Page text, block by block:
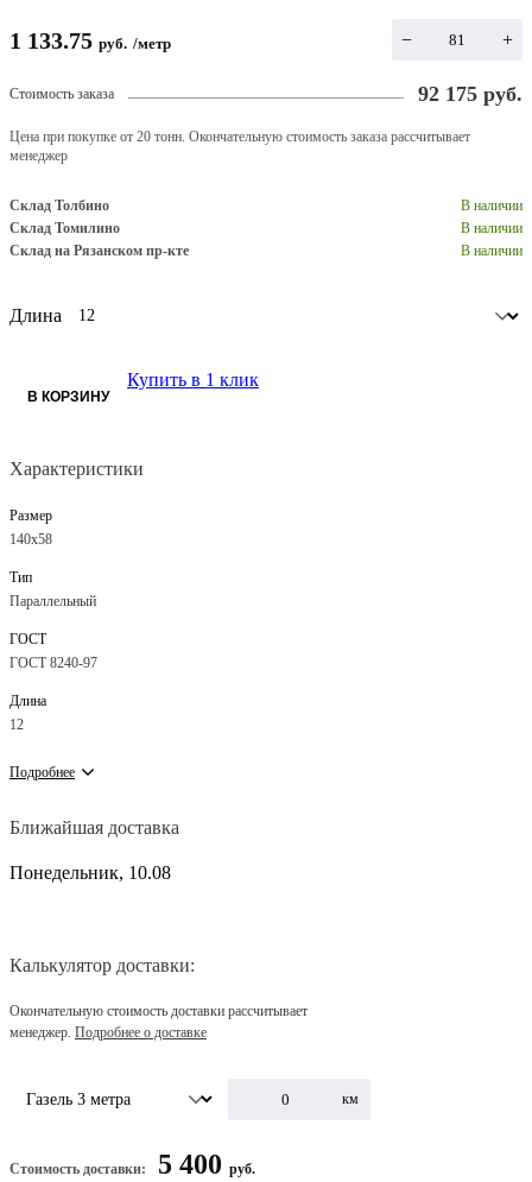
1 133.75 руб. /метр − +
Стоимость заказа 92 175 руб.
Цена при покупке от 20 тонн. Окончательную стоимость заказа рассчитывает
менеджер
Склад Толбино
В наличии
Склад Томилино
В наличии
Склад на Рязанском пр-кте
В наличии
Длина
В КОРЗИНУ
Купить в 1 клик
Характеристики
Размер
140х58
Тип
Параллельный
ГОСТ
ГОСТ 8240-97
Длина
12
Подробнее
Ближайшая доставка
Понедельник, 10.08
Калькулятор доставки:
Окончательную стоимость доставки рассчитывает
менеджер. Подробнее о доставке
км
Стоимость доставки: 5 400 руб.